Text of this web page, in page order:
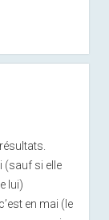
(sauf si elle
lui)
en mai (le